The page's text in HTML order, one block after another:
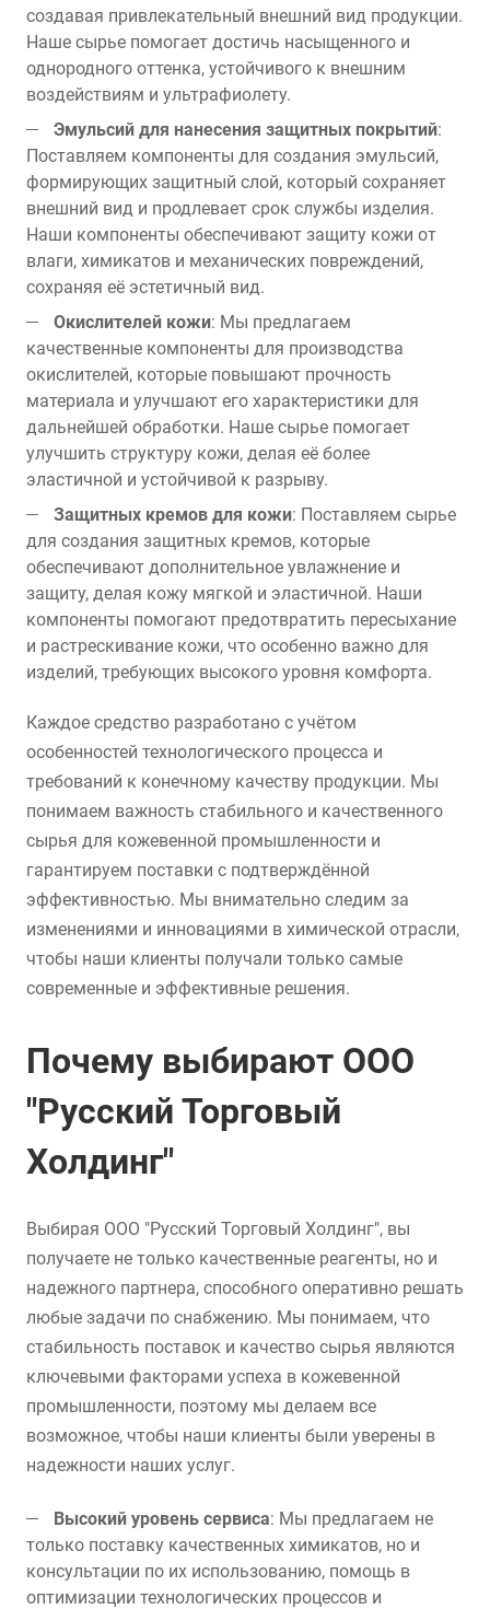
создавая привлекательный внешний вид продукции.
Наше сырье помогает достичь насыщенного и
однородного оттенка, устойчивого к внешним
воздействиям и ультрафиолету.
Эмульсий для нанесения защитных покрытий:
Поставляем компоненты для создания эмульсий,
формирующих защитный слой, который сохраняет
внешний вид и продлевает срок службы изделия.
Наши компоненты обеспечивают защиту кожи от
влаги, химикатов и механических повреждений,
сохраняя её эстетичный вид.
Окислителей кожи: Мы предлагаем
качественные компоненты для производства
окислителей, которые повышают прочность
материала и улучшают его характеристики для
дальнейшей обработки. Наше сырье помогает
улучшить структуру кожи, делая её более
эластичной и устойчивой к разрыву.
Защитных кремов для кожи: Поставляем сырье
для создания защитных кремов, которые
обеспечивают дополнительное увлажнение и
защиту, делая кожу мягкой и эластичной. Наши
компоненты помогают предотвратить пересыхание
и растрескивание кожи, что особенно важно для
изделий, требующих высокого уровня комфорта.
Каждое средство разработано с учётом
особенностей технологического процесса и
требований к конечному качеству продукции. Мы
понимаем важность стабильного и качественного
сырья для кожевенной промышленности и
гарантируем поставки с подтверждённой
эффективностью. Мы внимательно следим за
изменениями и инновациями в химической отрасли,
чтобы наши клиенты получали только самые
современные и эффективные решения.
Почему выбирают ООО
"Русский Торговый
Холдинг"
Выбирая ООО "Русский Торговый Холдинг", вы
получаете не только качественные реагенты, но и
надежного партнера, способного оперативно решать
любые задачи по снабжению. Мы понимаем, что
стабильность поставок и качество сырья являются
ключевыми факторами успеха в кожевенной
промышленности, поэтому мы делаем все
возможное, чтобы наши клиенты были уверены в
надежности наших услуг.
Высокий уровень сервиса: Мы предлагаем не
только поставку качественных химикатов, но и
консультации по их использованию, помощь в
оптимизации технологических процессов и